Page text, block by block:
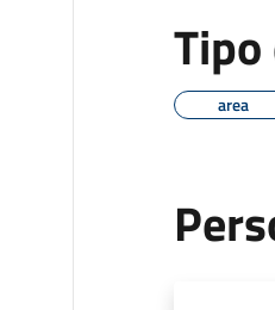
area